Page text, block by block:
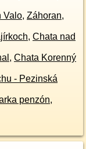
Valo, Záhoran,
, Chata nad
, Chata Korenný
- Pezinská
penzón,